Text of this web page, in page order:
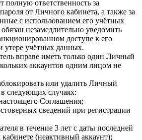
полную ответственность за
от Личного кабинета, а также за
с использованием его учётных
незамедлительно уведомить
доступе к его
утере учётных данных.
вправе иметь только один Личный
аккаунтов одним лицом не
или удалить Личный
следующих случаях:
Соглашения;
сведений при регистрации
в течение 3 лет с даты последней
(неактивный аккаунт);